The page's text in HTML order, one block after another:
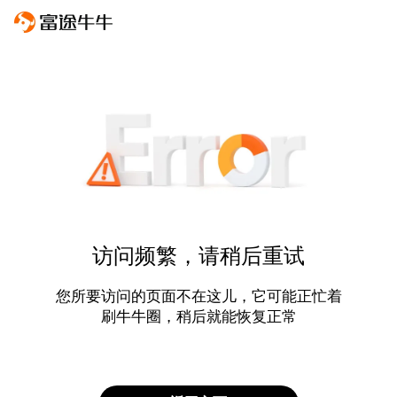
访问频繁，请稍后重试
您所要访问的页面不在这儿，它可能正忙着
刷牛牛圈，稍后就能恢复正常